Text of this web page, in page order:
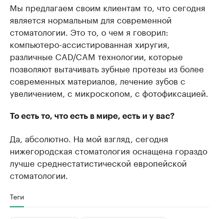
Мы предлагаем своим клиентам то, что сегодня
является нормальным для современной
стоматологии. Это то, о чем я говорил:
компьютеро-ассистированная хиругия,
различные CAD/CAM технологии, которые
позволяют вытачивать зубные протезы из более
современных материалов, лечение зубов с
увеличением, с микроскопом, с фотофиксацией.
То есть то, что есть в мире, есть и у вас?
Да, абсолютно. На мой взгляд, сегодня
нижегородская стоматология оснащена гораздо
лучше среднестатистической европейской
стоматологии.
Теги